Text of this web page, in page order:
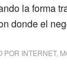
la forma
donde el
POR INTERNET,